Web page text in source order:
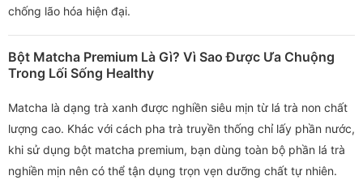
chống lão hóa hiện đại.
Bột Matcha Premium Là Gì? Vì Sao Được Ưa Chuộng
Trong Lối Sống Healthy
Matcha là dạng trà xanh được nghiền siêu mịn từ lá trà non chất
lượng cao. Khác với cách pha trà truyền thống chỉ lấy phần nước,
khi sử dụng bột matcha premium, bạn dùng toàn bộ phần lá trà
nghiền mịn nên có thể tận dụng trọn vẹn dưỡng chất tự nhiên.